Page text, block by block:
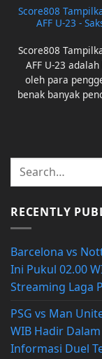
Score808
AFF U-23 -
Score808
AFF U-23
oleh para
benak banyak
RECENTLY
Barcelona vs
Ini Pukul 02.00
Streaming Laga
PSG vs Man
WIB Hadir
Informasi Duel